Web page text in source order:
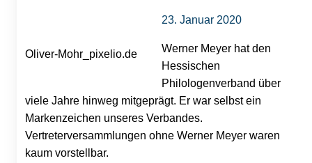
23. Januar 2020
Oliver-Mohr_pixelio.de
Werner Meyer hat den
Hessischen
Philologenverband über
viele Jahre hinweg mitgeprägt. Er war selbst ein
Markenzeichen unseres Verbandes.
Vertreterversammlungen ohne Werner Meyer waren
kaum vorstellbar.